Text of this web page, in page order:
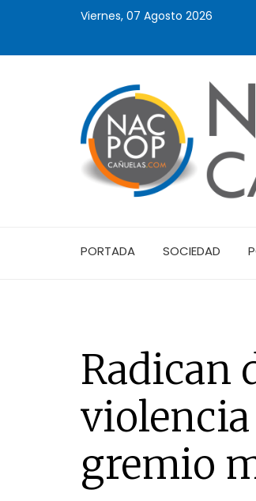
Viernes, 07 Agosto 2026
PORTADA SOCIEDAD
Radican
gremio